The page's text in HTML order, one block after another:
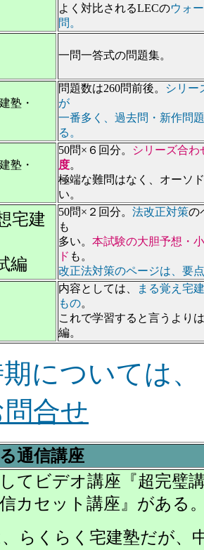
よく対比されるLECのウォ
問。
一問一答式の問題集。
塾・
問題数は260問前後。
シリー
が
一番多く、過去問・新作問
る。
塾・
50問×６回分。
シリーズ合わ
度。
極端な難問はなく、オーソ
い。
宅建
編
50問×２回分。 法改正対策の
も
多い。 本試験の大胆予想・
ド も。
改正法対策のページは、要
内容としては、
まる覚え宅
もの。
これで学習すると言うより
編。
については
合せ
通信講座
てビデオ講座『超完璧
信カセット講座』がある
らくらく宅建塾だが、